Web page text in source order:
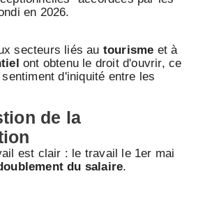
en 2026.
secteurs liés au tourisme et à
ont obtenu le droit d'ouvrir, ce
d'iniquité entre les
de la
est clair : le travail le 1er mai
du salaire.